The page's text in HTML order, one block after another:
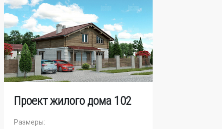
Проект жилого дома 102
Размеры: